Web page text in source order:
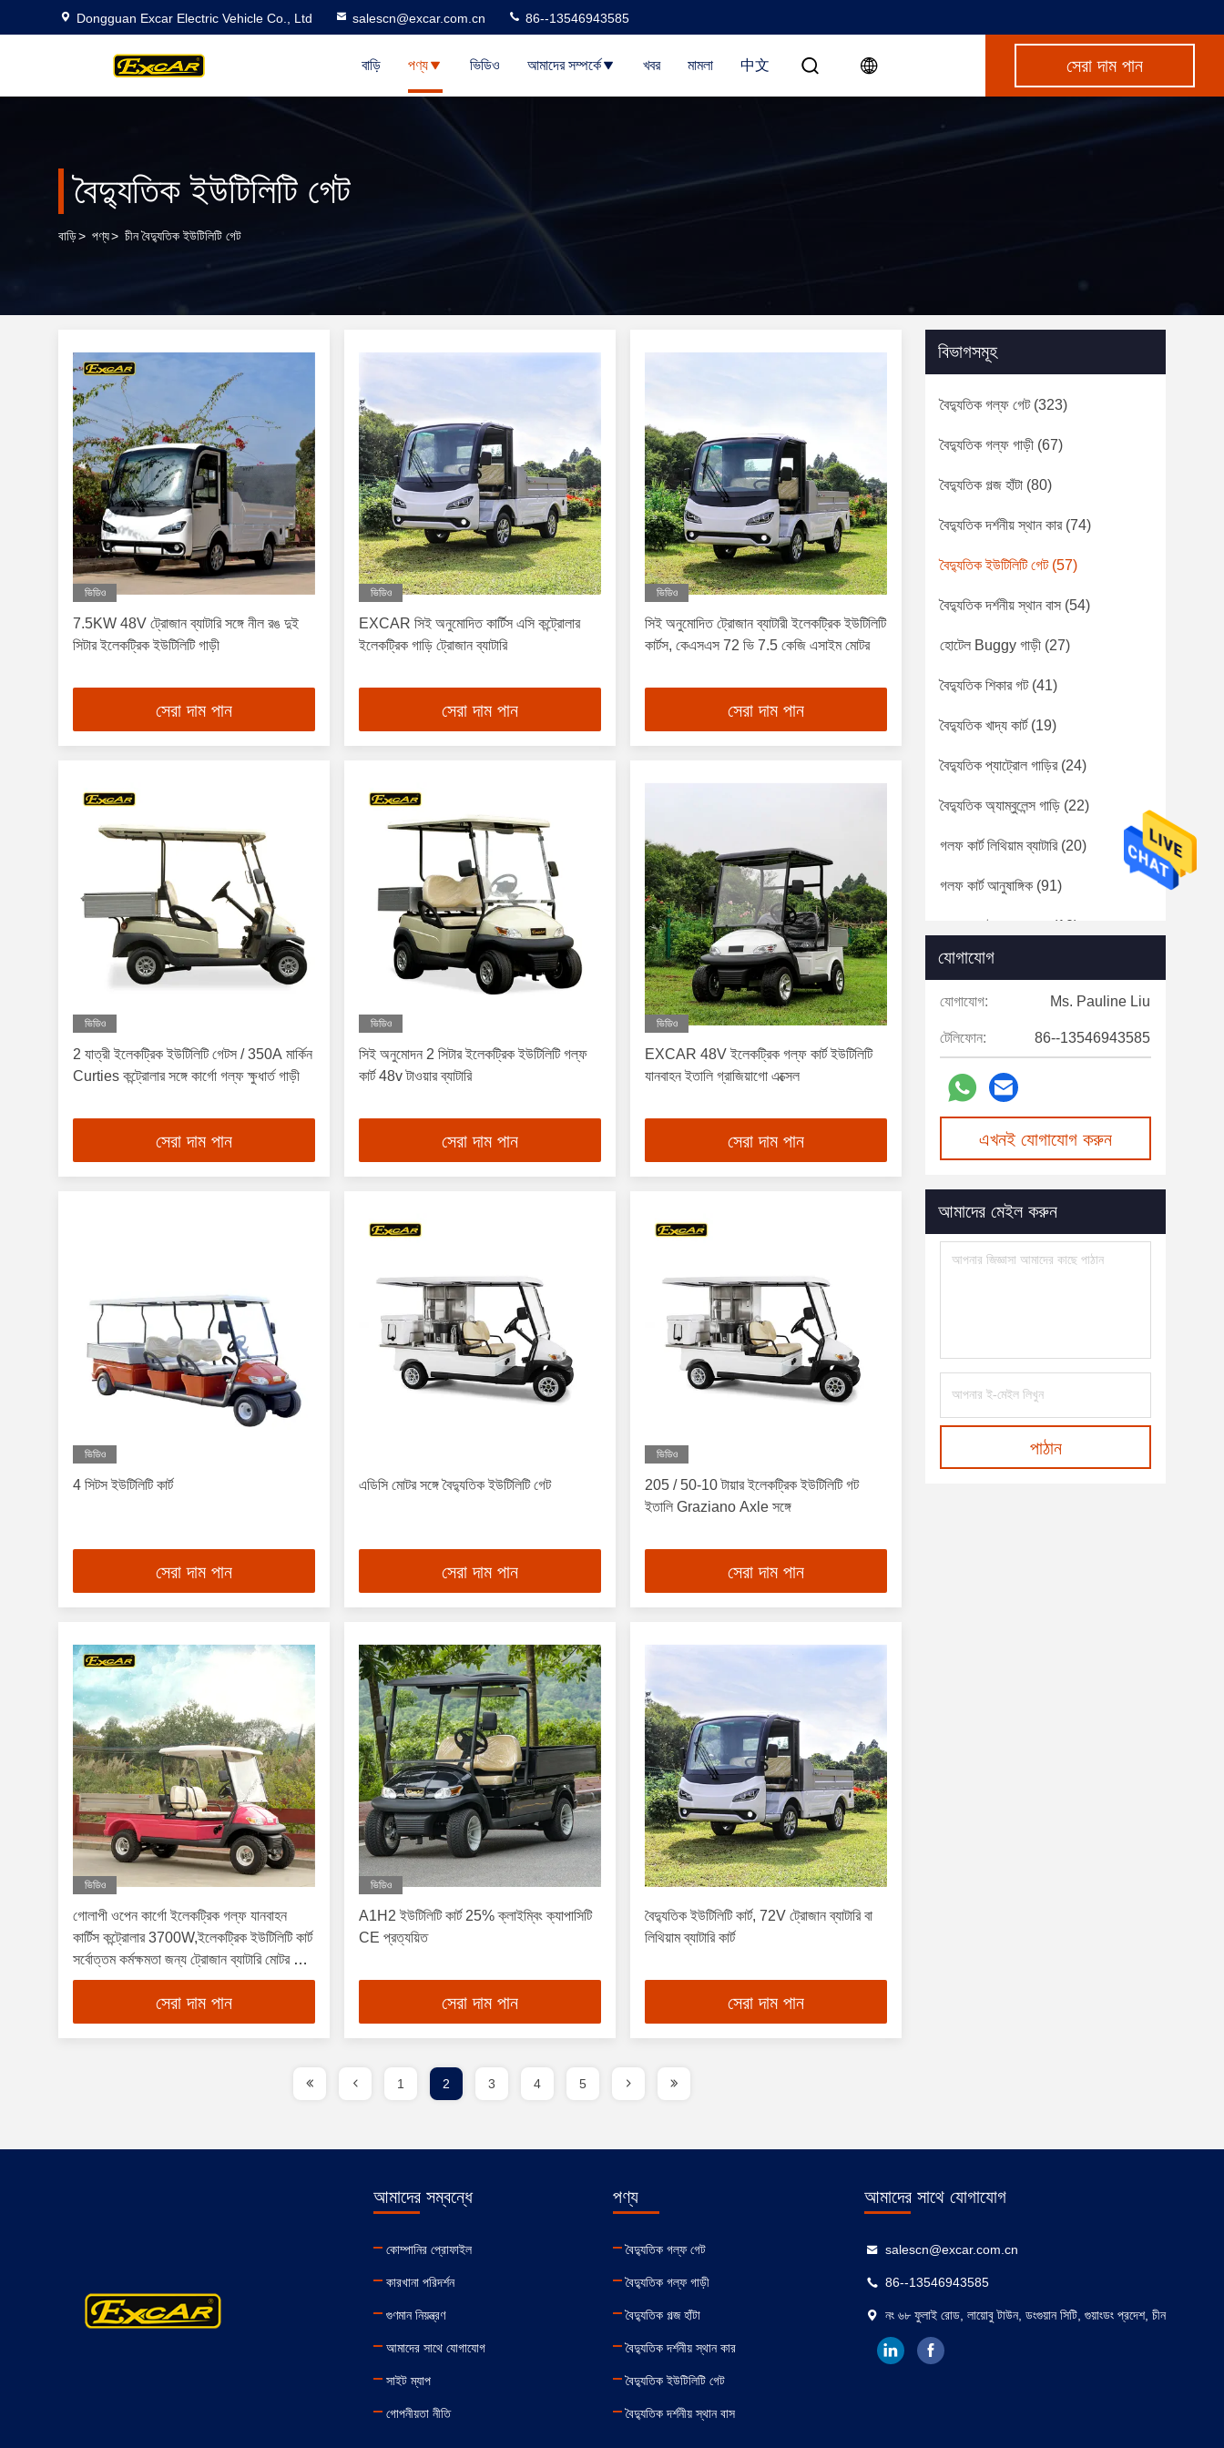
Dongguan Excar Electric Vehicle Co., Ltd salescn@excar.com.cn 86--13546943585
বাড়ি পণ্য ভিডিও আমাদের সম্পর্কে খবর মামলা 中文 সেরা দাম পান
বৈদ্যুতিক ইউটিলিটি গেট
বাড়ি> পণ্য> চীন বৈদ্যুতিক ইউটিলিটি গেট
ভিডিও
7.5KW 48V ট্রোজান ব্যাটারি সঙ্গে নীল রঙ দুই
সিটার ইলেকট্রিক ইউটিলিটি গাড়ী
সেরা দাম পান
ভিডিও
EXCAR সিই অনুমোদিত কার্টিস এসি কন্ট্রোলার
ইলেকট্রিক গাড়ি ট্রোজান ব্যাটারি
সেরা দাম পান
ভিডিও
সিই অনুমোদিত ট্রোজান ব্যাটারী ইলেকট্রিক ইউটিলিটি
কার্টস, কেএসএস 72 ভি 7.5 কেজি এসাইম মোটর
সেরা দাম পান
ভিডিও
2 যাত্রী ইলেকট্রিক ইউটিলিটি গেটস / 350A মার্কিন
Curties কন্ট্রোলার সঙ্গে কার্গো গল্ফ ক্ষুধার্ত গাড়ী
সেরা দাম পান
ভিডিও
সিই অনুমোদন 2 সিটার ইলেকট্রিক ইউটিলিটি গল্ফ
কার্ট 48v টাওয়ার ব্যাটারি
সেরা দাম পান
ভিডিও
EXCAR 48V ইলেকট্রিক গল্ফ কার্ট ইউটিলিটি
যানবাহন ইতালি গ্রাজিয়াগো এক্সেল
সেরা দাম পান
ভিডিও
4 সিটস ইউটিলিটি কার্ট
সেরা দাম পান
এডিসি মোটর সঙ্গে বৈদ্যুতিক ইউটিলিটি গেট
সেরা দাম পান
ভিডিও
205 / 50-10 টায়ার ইলেকট্রিক ইউটিলিটি গট
ইতালি Graziano Axle সঙ্গে
সেরা দাম পান
ভিডিও
গোলাপী ওপেন কার্গো ইলেকট্রিক গল্ফ যানবাহন
কার্টিস কন্ট্রোলার 3700W,ইলেকট্রিক ইউটিলিটি কার্ট
সর্বোত্তম কর্মক্ষমতা জন্য ট্রোজান ব্যাটারি মোটর দিয়ে
সজ্জিত
সেরা দাম পান
ভিডিও
A1H2 ইউটিলিটি কার্ট 25% ক্লাইম্বিং ক্যাপাসিটি
CE প্রত্যয়িত
সেরা দাম পান
বৈদ্যুতিক ইউটিলিটি কার্ট, 72V ট্রোজান ব্যাটারি বা
লিথিয়াম ব্যাটারি কার্ট
সেরা দাম পান
বিভাগসমূহ
বৈদ্যুতিক গল্ফ গেট(323)
বৈদ্যুতিক গল্ফ গাড়ী (67)
বৈদ্যুতিক গল্জ হাঁটা (80)
বৈদ্যুতিক দর্শনীয় স্থান কার(74)
বৈদ্যুতিক ইউটিলিটি গেট(57)
বৈদ্যুতিক দর্শনীয় স্থান বাস (54)
হোটেল Buggy গাড়ী (27)
বৈদ্যুতিক শিকার গট(41)
বৈদ্যুতিক খাদ্য কার্ট(19)
বৈদ্যুতিক প্যাট্রোল গাড়ির(24)
বৈদ্যুতিক অ্যাম্বুলেন্স গাড়ি (22)
গলফ কার্ট লিথিয়াম ব্যাটারি(20)
গলফ কার্ট আনুষাঙ্গিক (91)
ক্লাব কার ই এম যন্ত্রাংশ (10)
ব্যবহৃত বৈদ্যুতিক গল্ফ গেট
যোগাযোগ
যোগাযোগ: Ms. Pauline Liu
টেলিফোন: 86--13546943585
এখনই যোগাযোগ করুন
আমাদের মেইল করুন
পাঠান
1 2 3 4 5
আমাদের সম্বন্ধে
কোম্পানির প্রোফাইল
কারখানা পরিদর্শন
গুণমান নিয়ন্ত্রণ
আমাদের সাথে যোগাযোগ
সাইট ম্যাপ
গোপনীয়তা নীতি
পণ্য
বৈদ্যুতিক গল্ফ গেট
বৈদ্যুতিক গল্ফ গাড়ী
বৈদ্যুতিক গল্জ হাঁটা
বৈদ্যুতিক দর্শনীয় স্থান কার
বৈদ্যুতিক ইউটিলিটি গেট
বৈদ্যুতিক দর্শনীয় স্থান বাস
আমাদের সাথে যোগাযোগ
salescn@excar.com.cn
86--13546943585
নং ৬৮ ফুলাই রোড, লায়োবু টাউন, ডংগুয়ান সিটি, গুয়াংডং প্রদেশ, চীন